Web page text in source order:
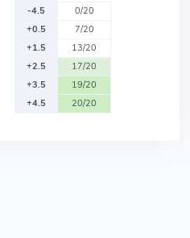
-4.5
0/20
+0.5
7/20
+1.5
13/20
+2.5
17/20
+3.5
19/20
+4.5
20/20